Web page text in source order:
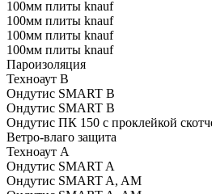
100мм плиты knauf
100мм плиты knauf
100мм плиты knauf
100мм плиты knauf
Пароизоляция
Техноаут В
Ондутис SMART B
Ондутис SMART В
Ондутис ПК 150 с проклейкой
Ветро-влаго защита
Техноаут А
Ондутис SMART A
Ондутис SMART A, AM